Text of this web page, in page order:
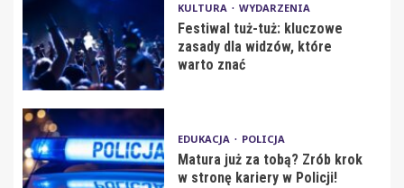
KULTURA WYDARZENIA
Festiwal tuż-tuż: kluczowe
zasady dla widzów, które
warto znać
EDUKACJA POLICJA
Matura już za tobą? Zrób krok
w stronę kariery w Policji!